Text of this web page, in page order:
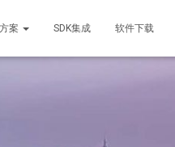
案 SDK集成 软件下载